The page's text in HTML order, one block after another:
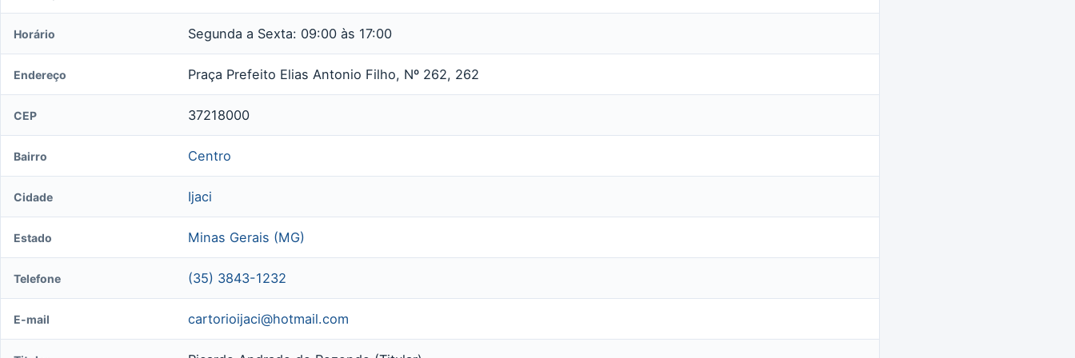
Horário Segunda a Sexta: 09:00 às 17:00
Endereço Praça Prefeito Elias Antonio Filho, Nº 262, 262
CEP 37218000
Bairro Centro
Cidade Ijaci
Estado Minas Gerais (MG)
Telefone (35) 3843-1232
E-mail cartorioijaci@hotmail.com